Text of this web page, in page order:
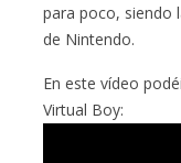
para poco, siendo
de Nintendo.
En este vídeo
Virtual Boy: